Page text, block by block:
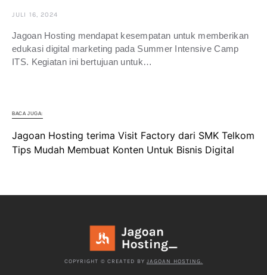
JULI 16, 2024
Jagoan Hosting mendapat kesempatan untuk memberikan
edukasi digital marketing pada Summer Intensive Camp
ITS. Kegiatan ini bertujuan untuk…
BACA JUGA:
Jagoan Hosting terima Visit Factory dari SMK Telkom
Tips Mudah Membuat Konten Untuk Bisnis Digital
COPYRIGHT © CREATED BY JAGOAN HOSTING.